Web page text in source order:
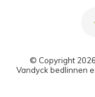
© Copyright
Vandyck bedlinnen